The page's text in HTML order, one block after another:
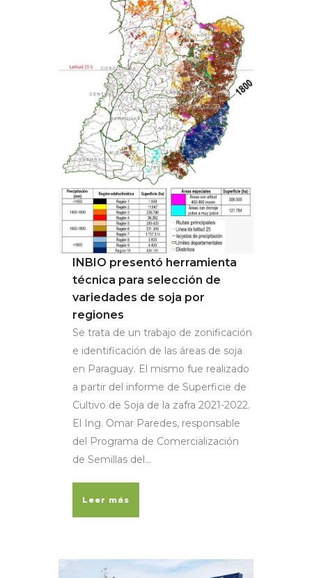
INBIO presentó herramienta
técnica para selección de
variedades de soja por
regiones
Se trata de un trabajo de zonificación
e identificación de las áreas de soja
en Paraguay. El mismo fue realizado
a partir del informe de Superficie de
Cultivo de Soja de la zafra 2021-2022.
El Ing. Omar Paredes, responsable
del Programa de Comercialización
de Semillas del...
Leer más